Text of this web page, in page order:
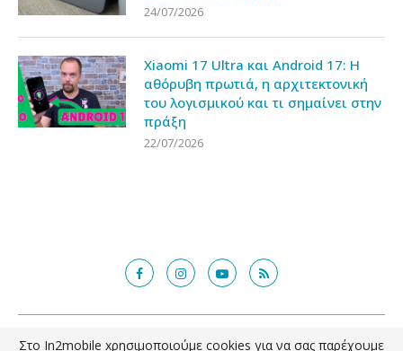
24/07/2026
Xiaomi 17 Ultra και Android 17: Η
αθόρυβη πρωτιά, η αρχιτεκτονική
του λογισμικού και τι σημαίνει στην
πράξη
22/07/2026
@2018 - in2mobile.gr. All Right Reserved. Designed and developed by
Στο In2mobile xρησιμοποιούμε cookies για να σας παρέχουμε